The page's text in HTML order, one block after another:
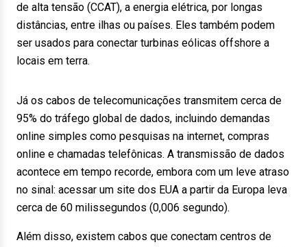
de alta tensão (CCAT), a energia elétrica, por longas
distâncias, entre ilhas ou países. Eles também podem
ser usados para conectar turbinas eólicas offshore a
locais em terra.
Já os cabos de telecomunicações transmitem cerca de
95% do tráfego global de dados, incluindo demandas
online simples como pesquisas na internet, compras
online e chamadas telefônicas. A transmissão de dados
acontece em tempo recorde, embora com um leve atraso
no sinal: acessar um site dos EUA a partir da Europa leva
cerca de 60 milissegundos (0,006 segundo).
Além disso, existem cabos que conectam centros de